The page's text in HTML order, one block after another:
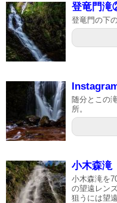
登竜門
登竜門の下
随分とこの
所。
小木森滝
小木森滝を
の望遠レン
狙うには望